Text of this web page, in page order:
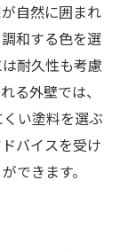
方
方
イント
とは
方法
自然に囲まれ
和する色を選
耐久性も考慮
る外壁では、
い塗料を選ぶ
バイスを受け
できます。